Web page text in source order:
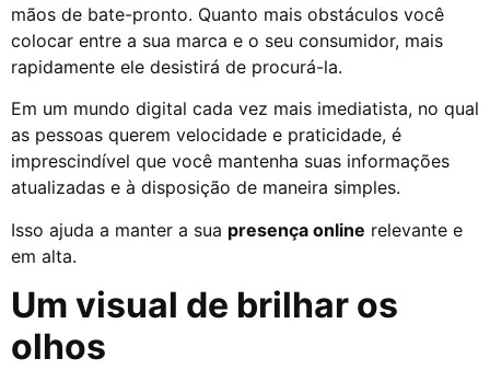
mãos de bate-pronto. Quanto mais obstáculos você
colocar entre a sua marca e o seu consumidor, mais
rapidamente ele desistirá de procurá-la.
Em um mundo digital cada vez mais imediatista, no qual
as pessoas querem velocidade e praticidade, é
imprescindível que você mantenha suas informações
atualizadas e à disposição de maneira simples.
Isso ajuda a manter a sua presença online relevante e
em alta.
Um visual de brilhar os
olhos